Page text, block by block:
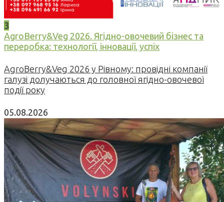
3
AgroBerry&Veg 2026. Ягідно-овочевий бізнес та
переробка: технології, інновації, успіх
AgroBerry&Veg 2026 у Рівному: провідні компанії
галузі долучаються до головної ягідно-овочевої
події року
05.08.2026